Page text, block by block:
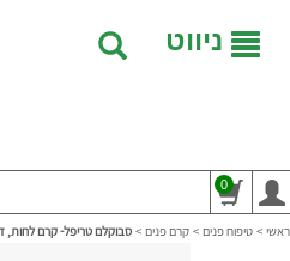
ניווט
0
ראשי > טיפוח פנים > קרם פנים > סבוקלם טריפל- קרם לחות,